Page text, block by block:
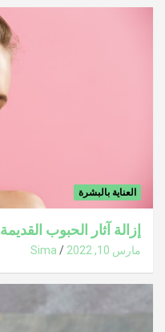
العناية بالبشرة
إزالة آثار الحبوب القديمة
مارس 10, 2022 Sima